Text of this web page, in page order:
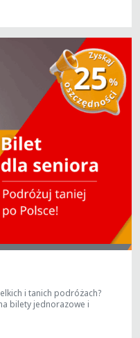
i tanich podróżach?
bilety jednorazowe i